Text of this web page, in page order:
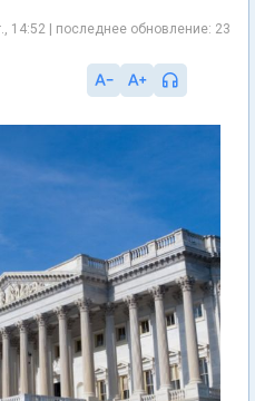
14:52 | последнее обновление: 23